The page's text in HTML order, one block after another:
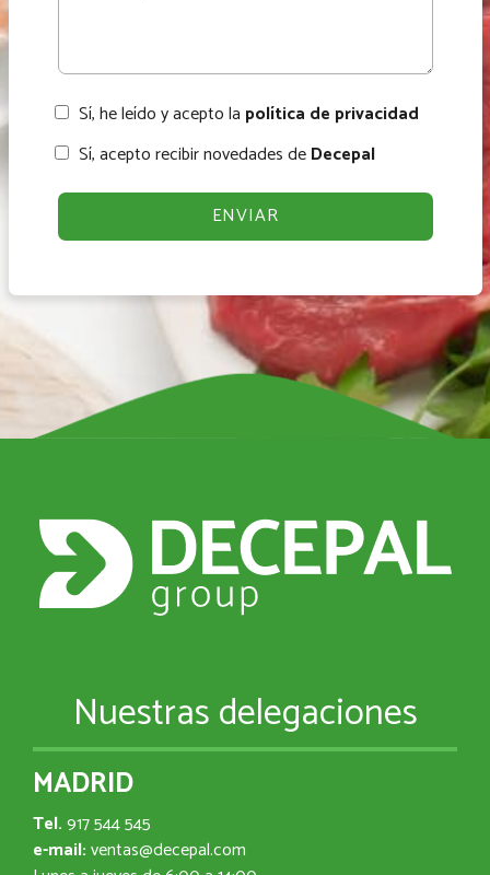
Sí, he leído y acepto la política de privacidad
Sí, acepto recibir novedades deDecepal
Nuestras delegaciones
MADRID
Tel.917 544 545
e-mail:ventas@decepal.com